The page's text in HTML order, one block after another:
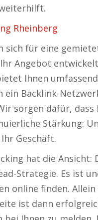
Rheinberg
sich für eine
Angebot
Ihnen
ein Backlink-
sorgen dafür,
Stärkung:
Geschäft.
hat die
Strategie. Es ist
online finden.
ist dann